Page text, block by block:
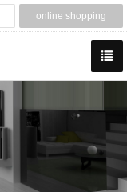
online shopping